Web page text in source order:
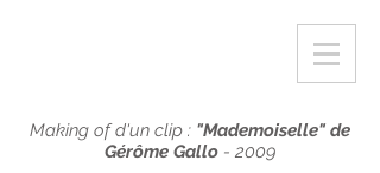
Making of d'un clip : "Mademoiselle" de
Gérôme Gallo- 2009